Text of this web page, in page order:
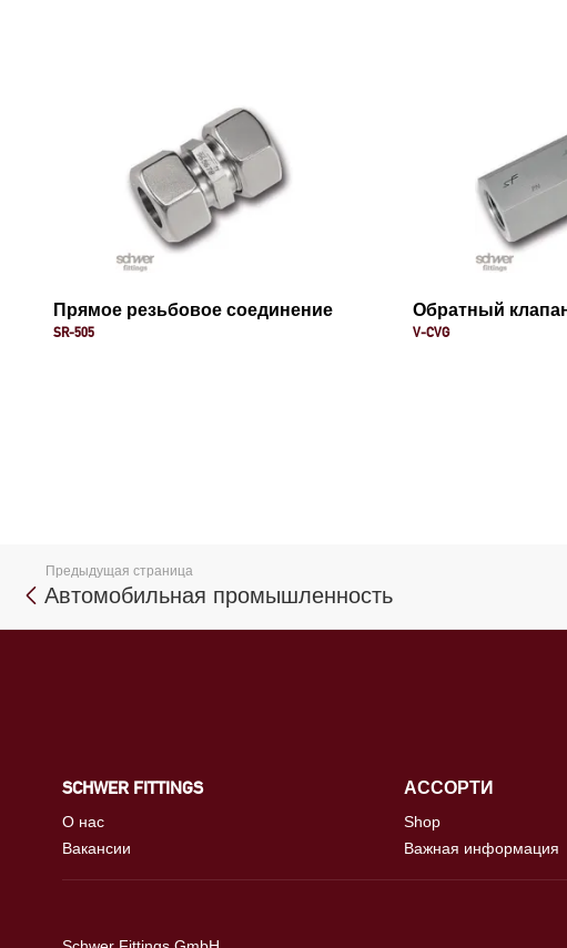
Прямое резьбовое соединение
SR-505
Обратный
V-CVG
Предыдущая страница
Автомобильная промышленность
SCHWER FITTINGS
О нас
Вакансии
АССОРТИ
Shop
Важная информация